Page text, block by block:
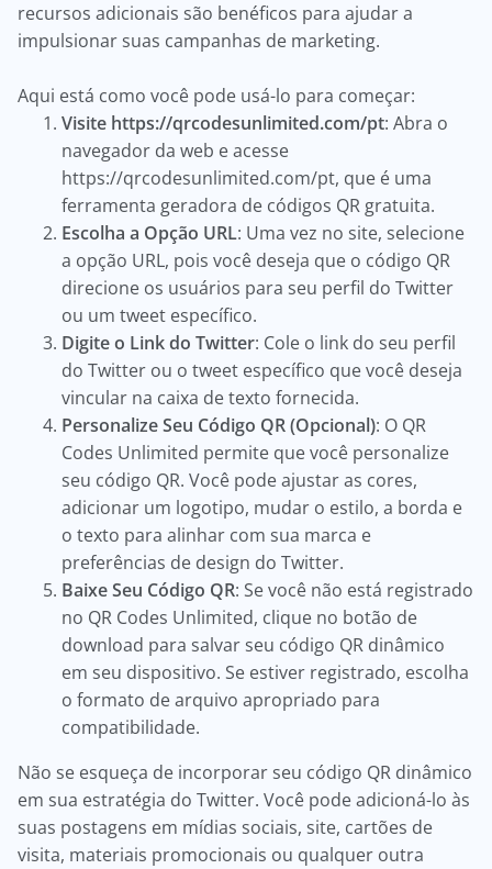
recursos adicionais são benéficos para ajudar a
impulsionar suas campanhas de marketing.
Aqui está como você pode usá-lo para começar:
Visite https://qrcodesunlimited.com/pt: Abra o
navegador da web e acesse
https://qrcodesunlimited.com/pt, que é uma
ferramenta geradora de códigos QR gratuita.
Escolha a Opção URL: Uma vez no site, selecione
a opção URL, pois você deseja que o código QR
direcione os usuários para seu perfil do Twitter
ou um tweet específico.
Digite o Link do Twitter: Cole o link do seu perfil
do Twitter ou o tweet específico que você deseja
vincular na caixa de texto fornecida.
Personalize Seu Código QR (Opcional): O QR
Codes Unlimited permite que você personalize
seu código QR. Você pode ajustar as cores,
adicionar um logotipo, mudar o estilo, a borda e
o texto para alinhar com sua marca e
preferências de design do Twitter.
Baixe Seu Código QR: Se você não está registrado
no QR Codes Unlimited, clique no botão de
download para salvar seu código QR dinâmico
em seu dispositivo. Se estiver registrado, escolha
o formato de arquivo apropriado para
compatibilidade.
Não se esqueça de incorporar seu código QR dinâmico
em sua estratégia do Twitter. Você pode adicioná-lo às
suas postagens em mídias sociais, site, cartões de
visita, materiais promocionais ou qualquer outra